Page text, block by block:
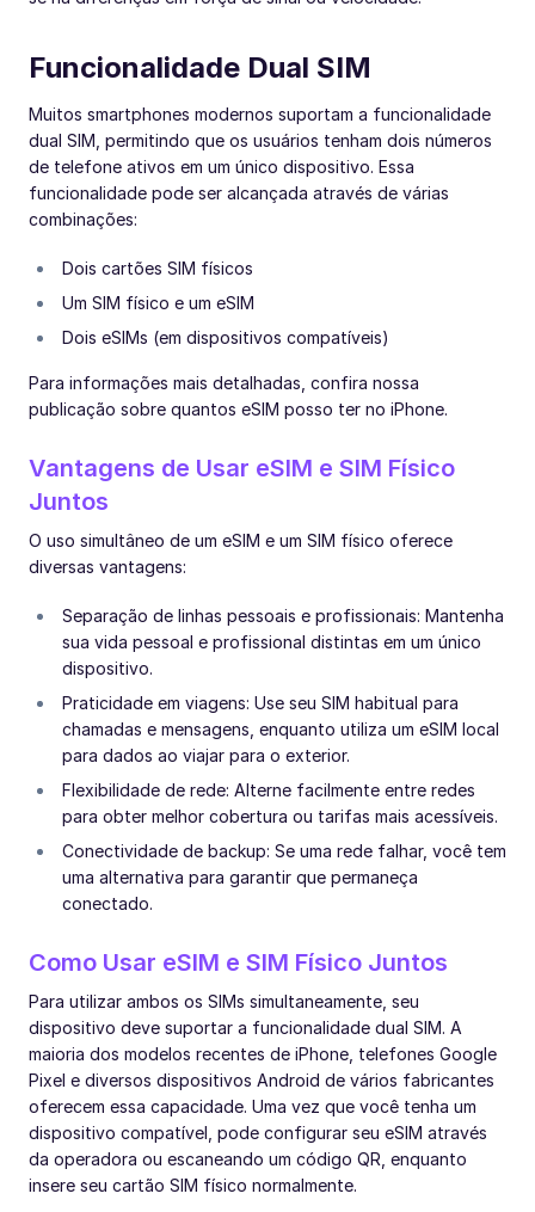
Funcionalidade Dual SIM
Muitos smartphones modernos suportam a funcionalidade
dual SIM, permitindo que os usuários tenham dois números
de telefone ativos em um único dispositivo. Essa
funcionalidade pode ser alcançada através de várias
combinações:
Dois cartões SIM físicos
Um SIM físico e um eSIM
Dois eSIMs (em dispositivos compatíveis)
Para informações mais detalhadas, confira nossa
publicação sobre quantos eSIM posso ter no iPhone.
Vantagens de Usar eSIM e SIM Físico
Juntos
O uso simultâneo de um eSIM e um SIM físico oferece
diversas vantagens:
Separação de linhas pessoais e profissionais: Mantenha
sua vida pessoal e profissional distintas em um único
dispositivo.
Praticidade em viagens: Use seu SIM habitual para
chamadas e mensagens, enquanto utiliza um eSIM local
para dados ao viajar para o exterior.
Flexibilidade de rede: Alterne facilmente entre redes
para obter melhor cobertura ou tarifas mais acessíveis.
Conectividade de backup: Se uma rede falhar, você tem
uma alternativa para garantir que permaneça
conectado.
Como Usar eSIM e SIM Físico Juntos
Para utilizar ambos os SIMs simultaneamente, seu
dispositivo deve suportar a funcionalidade dual SIM. A
maioria dos modelos recentes de iPhone, telefones Google
Pixel e diversos dispositivos Android de vários fabricantes
oferecem essa capacidade. Uma vez que você tenha um
dispositivo compatível, pode configurar seu eSIM através
da operadora ou escaneando um código QR, enquanto
insere seu cartão SIM físico normalmente.